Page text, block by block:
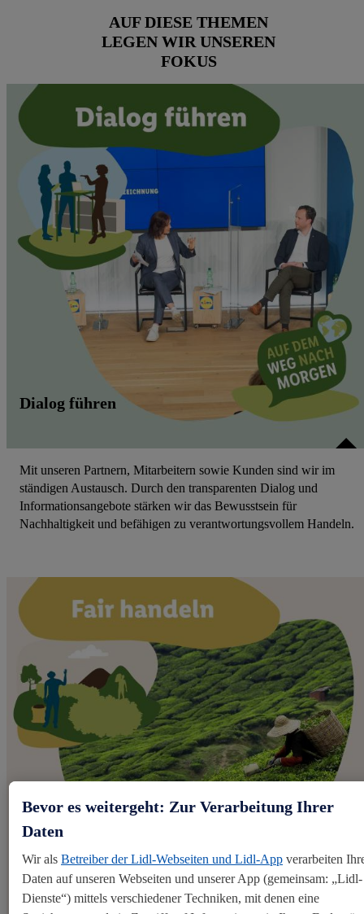
AUF DIESE THEMEN
LEGEN WIR UNSEREN
FOKUS
Dialog führen
Mit unseren Partnern, Mitarbeitern sowie Kunden sind wir im
ständigen Austausch. Durch den transparenten Dialog und
Informationsangebote stärken wir das Bewusstsein für
Nachhaltigkeit und befähigen zu verantwortungsvollem Handeln.
Fair handeln
Bevor es weitergeht: Zur Verarbeitung Ihrer
Daten
Wir als Betreiber der Lidl-Webseiten und Lidl-App verarbeiten
Daten auf unseren Webseiten und unserer App (gemeinsam: „Lidl-
Dienste“) mittels verschiedener Techniken, mit denen eine